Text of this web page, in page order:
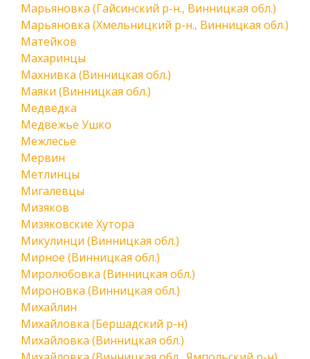
Марьяновка (Гайсинский р-н., Винницкая обл.)
Марьяновка (Хмельницкий р-н., Винницкая обл.)
Матейков
Махаринцы
Махнивка (Винницкая обл.)
Маяки (Винницкая обл.)
Медведка
Медвежье Ушко
Межлесье
Мервин
Метлинцы
Мигалевцы
Мизяков
Мизяковские Хутора
Микулинци (Винницкая обл.)
Мирное (Винницкая обл.)
Миролюбовка (Винницкая обл.)
Мироновка (Винницкая обл.)
Михайлин
Михайловка (Бершадский р-н)
Михайловка (Винницкая обл.)